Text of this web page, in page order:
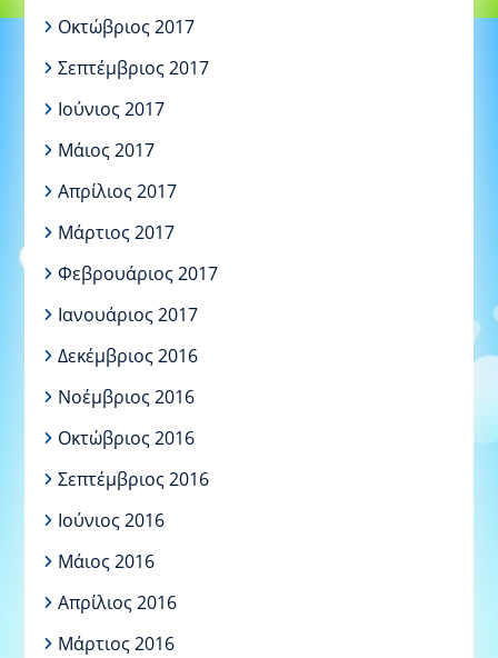
Οκτώβριος 2017
Σεπτέμβριος 2017
Ιούνιος 2017
Μάιος 2017
Απρίλιος 2017
Μάρτιος 2017
Φεβρουάριος 2017
Ιανουάριος 2017
Δεκέμβριος 2016
Νοέμβριος 2016
Οκτώβριος 2016
Σεπτέμβριος 2016
Ιούνιος 2016
Μάιος 2016
Απρίλιος 2016
Μάρτιος 2016